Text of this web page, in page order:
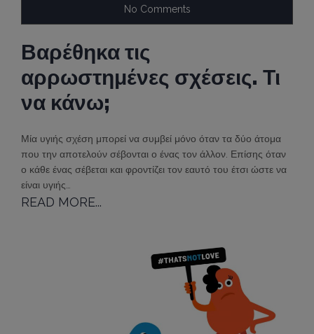
No Comments
Βαρέθηκα τις
αρρωστημένες σχέσεις. Τι
να κάνω;
Μία υγιής σχέση μπορεί να συμβεί μόνο όταν τα δύο άτομα
που την αποτελούν σέβονται ο ένας τον άλλον. Επίσης όταν
ο κάθε ένας σέβεται και φροντίζει τον εαυτό του έτσι ώστε να
είναι υγιής…
READ MORE...